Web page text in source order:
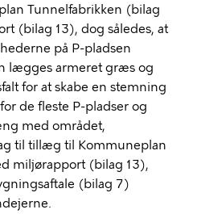
Tunnelfabrikken (bilag
(bilag 13), dog således, at
på P-pladsen
lægges armeret græs og
for at skabe en stemning
de fleste P-pladser og
med området,
til tillæg til Kommuneplan
miljørapport (bilag 13),
(bilag 7)